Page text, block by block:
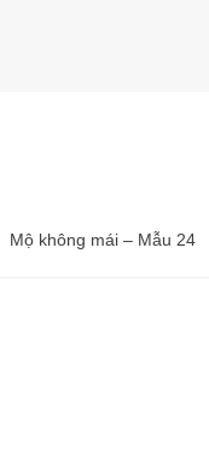
Mộ không mái – Mẫu 24